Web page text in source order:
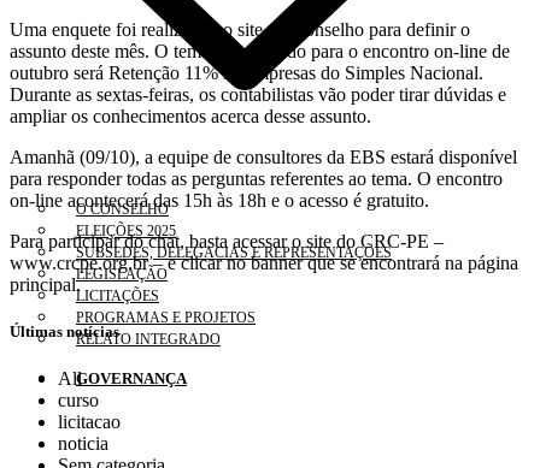
O CONSELHO
ELEIÇÕES 2025
SUBSEDES, DELEGACIAS E REPRESENTAÇÕES
LEGISLAÇÃO
LICITAÇÕES
PROGRAMAS E PROJETOS
RELATO INTEGRADO
GOVERNANÇA
Uma enquete foi realizada no site do Conselho para definir o
assunto deste mês. O tema mais votado para o encontro on-line de
outubro será Retenção 11% X Empresas do Simples Nacional.
Durante as sextas-feiras, os contabilistas vão poder tirar dúvidas e
ampliar os conhecimentos acerca desse assunto.
Amanhã (09/10), a equipe de consultores da EBS estará disponível
para responder todas as perguntas referentes ao tema. O encontro
on-line acontecerá das 15h às 18h e o acesso é gratuito.
Para participar do chat, basta acessar o site do CRC-PE –
www.crcpe.org.br – e clicar no banner que se encontrará na página
principal.
Últimas notícias
All
curso
licitacao
noticia